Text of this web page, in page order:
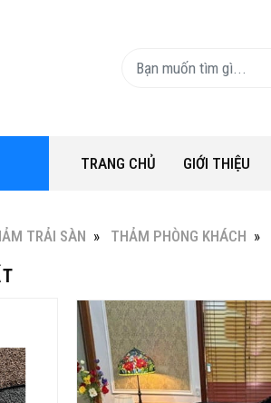
TRANG CHỦ GIỚI THIỆU
TRẢI SÀN THẢM PHÒNG KHÁCH
Hot